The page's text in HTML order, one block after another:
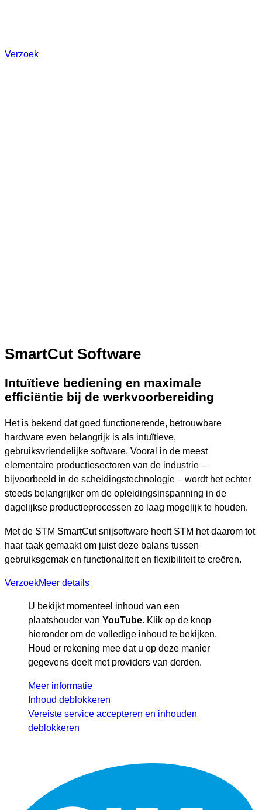
Verzoek
SmartCut Software
Intuïtieve bediening en maximale
efficiëntie bij de werkvoorbereiding
Het is bekend dat goed functionerende, betrouwbare
hardware even belangrijk is als intuïtieve,
gebruiksvriendelijke software. Vooral in de meest
elementaire productiesectoren van de industrie –
bijvoorbeeld in de scheidingstechnologie – wordt het echter
steeds belangrijker om de opleidingsinspanning in de
dagelijkse productieprocessen zo laag mogelijk te houden.
Met de STM SmartCut snijsoftware heeft STM het daarom tot
haar taak gemaakt om juist deze balans tussen
gebruiksgemak en functionaliteit en flexibiliteit te creëren.
VerzoekMeer details
U bekijkt momenteel inhoud van een
plaatshouder van YouTube. Klik op de knop
hieronder om de volledige inhoud te bekijken.
Houd er rekening mee dat u op deze manier
gegevens deelt met providers van derden.
Meer informatie
Inhoud deblokkeren
Vereiste service accepteren en inhouden
deblokkeren